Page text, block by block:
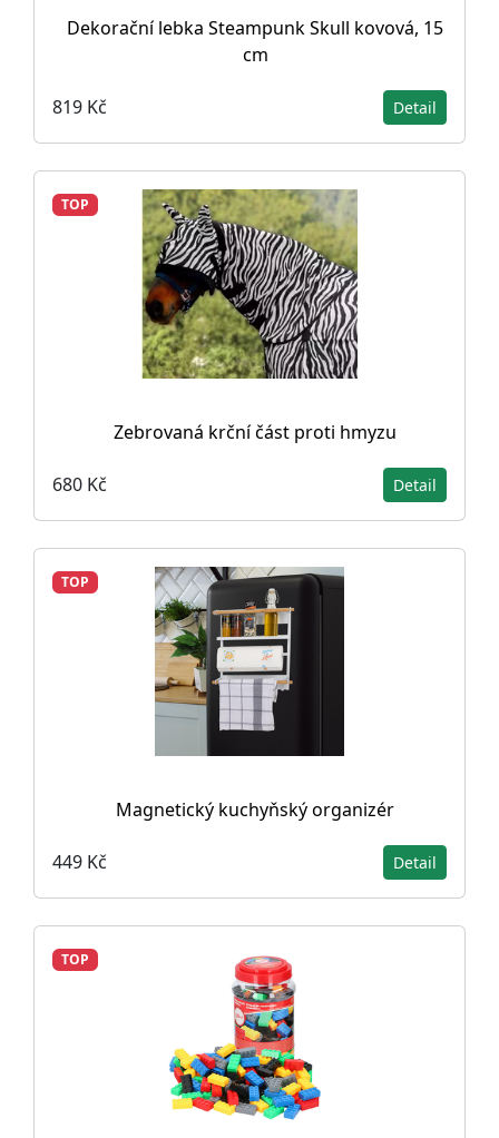
Dekorační lebka Steampunk Skull kovová, 15
cm
819 Kč Detail
TOP
Zebrovaná krční část proti hmyzu
680 Kč Detail
TOP
Magnetický kuchyňský organizér
449 Kč Detail
TOP